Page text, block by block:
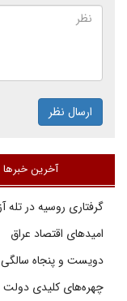
ارسال نظر
آخرین خبرها
گرفتاری روسیه در تله
امیدهای اقتصاد عراق
دویست و پنجاه سالگی
چهره‌های کلیدی دولت